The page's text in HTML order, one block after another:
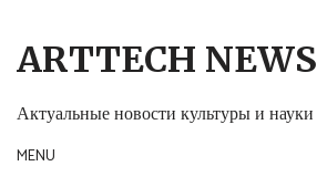
content
ARTTECH NEWS
Актуальные новости культуры и науки
MENU